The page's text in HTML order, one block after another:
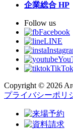
企業総合 HP
Follow us
Facebook
LINE
TikTok
Copyright © 2026
プライバシーポリ